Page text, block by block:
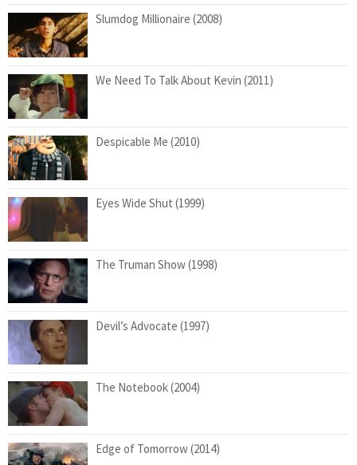
Slumdog Millionaire (2008)
We Need To Talk About Kevin (2011)
Despicable Me (2010)
Eyes Wide Shut (1999)
The Truman Show (1998)
Devil’s Advocate (1997)
The Notebook (2004)
Edge of Tomorrow (2014)